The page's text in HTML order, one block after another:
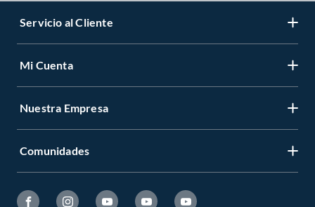
Servicio al Cliente
Mi Cuenta
Nuestra Empresa
Comunidades